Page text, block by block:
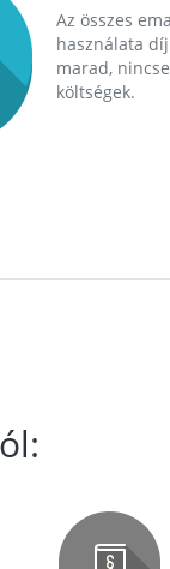
Az összes
használata
marad,
költségek.